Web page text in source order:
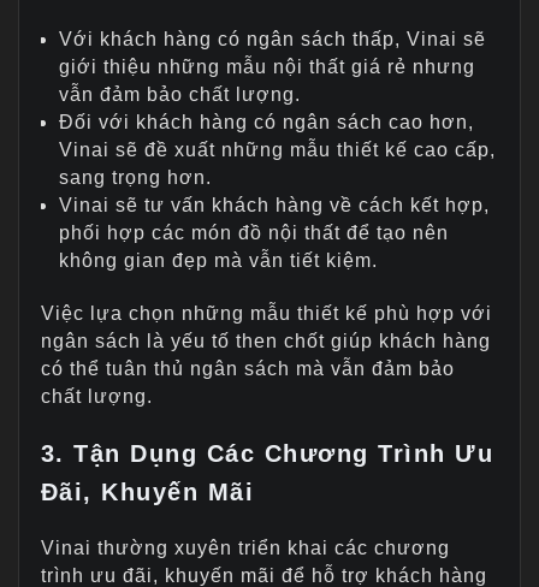
Với khách hàng có ngân sách thấp, Vinai sẽ
giới thiệu những mẫu nội thất giá rẻ nhưng
vẫn đảm bảo chất lượng.
Đối với khách hàng có ngân sách cao hơn,
Vinai sẽ đề xuất những mẫu thiết kế cao cấp,
sang trọng hơn.
Vinai sẽ tư vấn khách hàng về cách kết hợp,
phối hợp các món đồ nội thất để tạo nên
không gian đẹp mà vẫn tiết kiệm.
Việc lựa chọn những mẫu thiết kế phù hợp với
ngân sách là yếu tố then chốt giúp khách hàng
có thể tuân thủ ngân sách mà vẫn đảm bảo
chất lượng.
3. Tận Dụng Các Chương Trình Ưu
Đãi, Khuyến Mãi
Vinai thường xuyên triển khai các chương
trình ưu đãi, khuyến mãi để hỗ trợ khách hàng